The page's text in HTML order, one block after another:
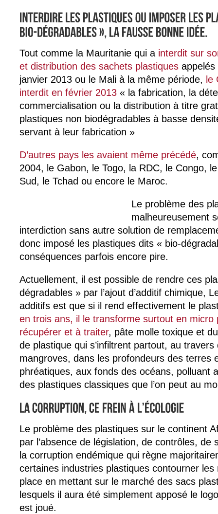
Tout comme la Mauritanie qui a interdit sur
et distribution des sachets plastiques
janvier 2013 ou le Mali à la même période, le
interdit en février 2013 « la fabrication, la
commercialisation ou la distribution à titre
plastiques non biodégradables à basse
servant à leur fabrication »
D’autres pays les avaient même précédé,
2004, le Gabon, le Togo, la RDC, le Congo,
Sud, le Tchad ou encore le Maroc.
Le problème des
malheureusement
interdiction sans autre solution de
donc imposé les plastiques dits « bio-
conséquences parfois encore pire.
Actuellement, il est possible de rendre ces
dégradables » par l’ajout d’additif chimique,
additifs est que si il rend effectivement le
en trois ans, il le transforme surtout en micro
récupérer et à traiter, pâte molle toxique et
de plastique qui s’infiltrent partout, au
mangroves, dans les profondeurs des terres
phréatiques, aux fonds des océans, polluant
des plastiques classiques que l’on peut au
Le problème des plastiques sur le continent
par l’absence de législation, de contrôles, de
la corruption endémique qui règne
certaines industries plastiques contourner
place en mettant sur le marché des sacs
lesquels il aura été simplement apposé le
est joué.